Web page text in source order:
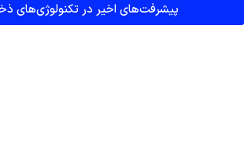
پیشرفت‌های اخیر در تکنولوژی‌های